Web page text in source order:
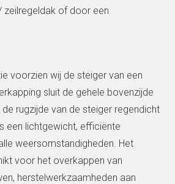
of door een
voorzien wij de steiger van een
sluit de gehele bovenzijde
rugzijde van de steiger regendicht
een lichtgewicht, efficiënte
weersomstandigheden. Het
voor het overkappen van
herstelwerkzaamheden aan